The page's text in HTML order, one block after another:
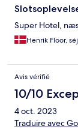
Super Hotel,
Henrik Floor,
Avis vérifié
10/10
4 oct. 2023
Traduire avec